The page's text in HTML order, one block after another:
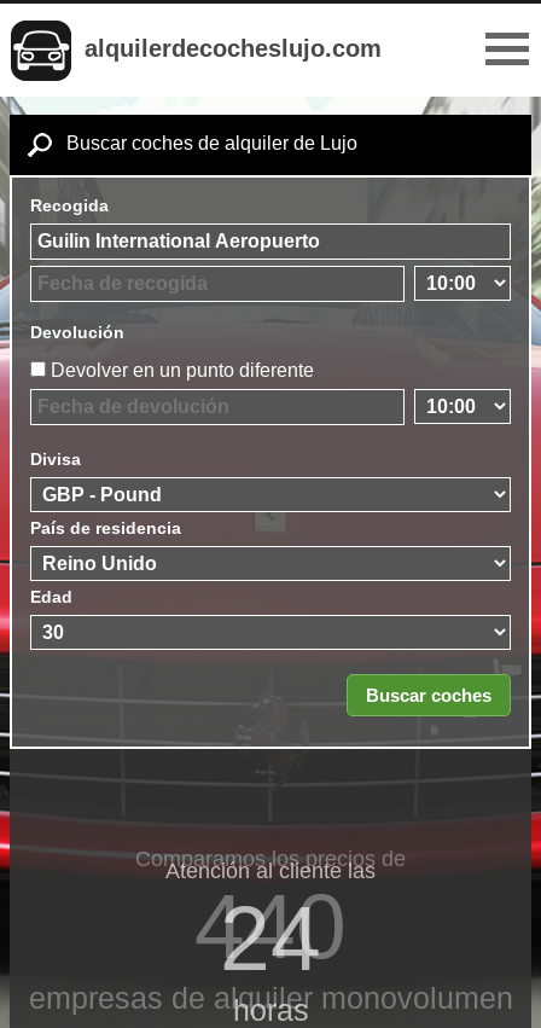
alquilerdecocheslujo.com
Buscar coches de alquiler de Lujo
Recogida
Devolución
Devolver en un punto diferente
Divisa
País de residencia
Edad
Comparamos los precios de
440
empresas de alquiler monovolumen
Atención al cliente las
24
horas